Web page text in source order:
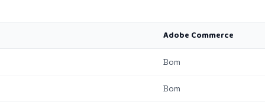
Adobe Commerce
Bom
Bom